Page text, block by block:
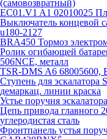
(самовозвратный)
EC01.V1 A1 02010025
Выключатель концевой
u180-2127
BRA450 Тормоз
Ролик огибающей
506NCE, металл
TSR-DMS A6 68005600,
Ступень для эскалатора
демаркац. линии краска
Устье поручня
Цепь привода главного
углеродистая сталь
Фронтпанель устья